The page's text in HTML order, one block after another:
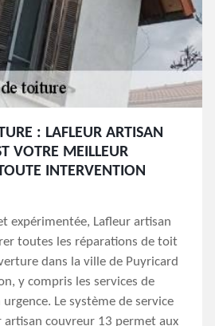
: LAFLEUR ARTISAN
VOTRE MEILLEUR
INTERVENTION
expérimentée, Lafleur artisan
toutes les réparations de toit
dans la ville de Puyricard
y compris les services de
Le système de service
artisan couvreur 13 permet aux